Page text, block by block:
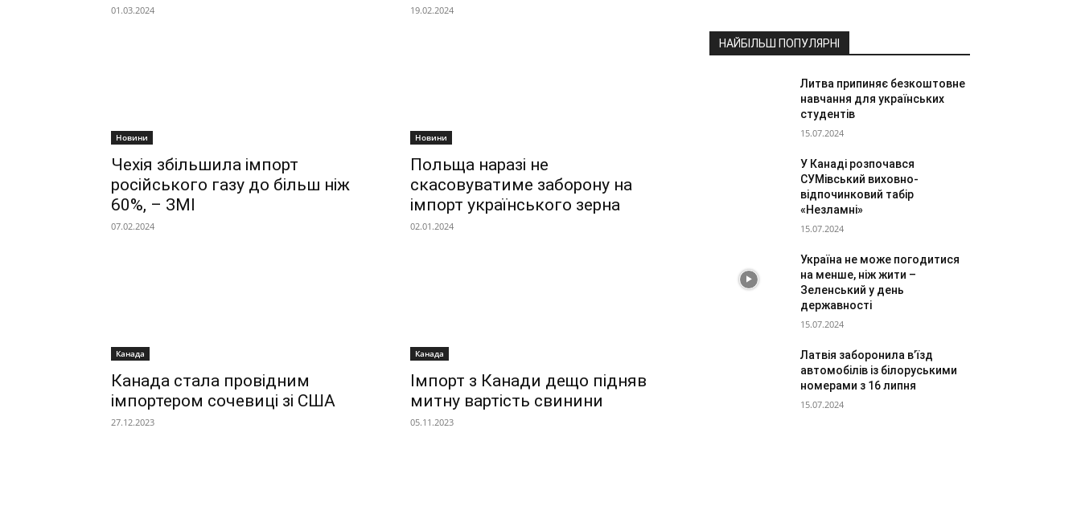
01.03.2024 19.02.2024
Новини
Чехія збільшила імпорт
російського газу до більш ніж
60%, – ЗМІ
07.02.2024
Новини
Польща наразі не
скасовуватиме заборону на
імпорт українського зерна
02.01.2024
Канада
Канада стала провідним
імпортером сочевиці зі США
27.12.2023
Канада
Імпорт з Канади дещо підняв
митну вартість свинини
05.11.2023
НАЙБІЛЬШ ПОПУЛЯРНІ
Литва припиняє безкоштовне
навчання для українських
студентів
15.07.2024
У Канаді розпочався
СУМівський виховно-
відпочинковий табір
«Незламні»
15.07.2024
Україна не може погодитися
на менше, ніж жити –
Зеленський у день
державності
15.07.2024
Латвія заборонила в’їзд
автомобілів із білоруськими
номерами з 16 липня
15.07.2024